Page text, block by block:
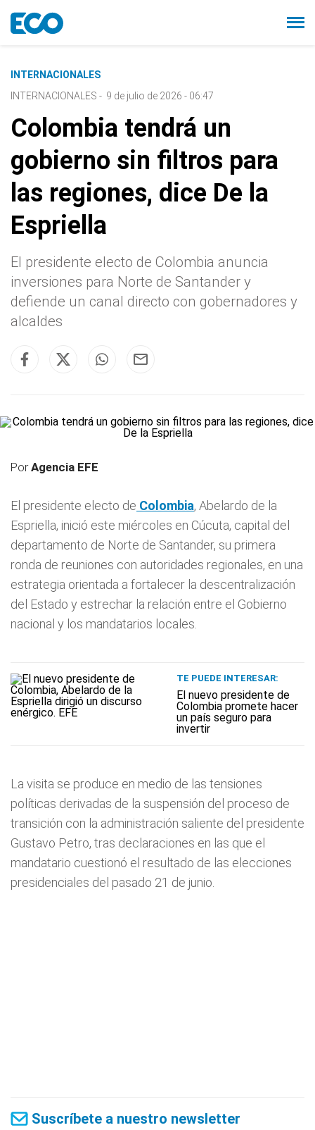
INTERNACIONALES
INTERNACIONALES - 9 de julio de 2026 - 06:47
Colombia tendrá un
gobierno sin filtros para
las regiones, dice De la
Espriella
El presidente electo de Colombia anuncia
inversiones para Norte de Santander y
defiende un canal directo con gobernadores y
alcaldes
PorAgencia EFE
El presidente electo de Colombia, Abelardo de la
Espriella, inició este miércoles en Cúcuta, capital del
departamento de Norte de Santander, su primera
ronda de reuniones con autoridades regionales, en una
estrategia orientada a fortalecer la descentralización
del Estado y estrechar la relación entre el Gobierno
nacional y los mandatarios locales.
TE PUEDE INTERESAR:
El nuevo presidente de
Colombia promete hacer
un país seguro para
invertir
La visita se produce en medio de las tensiones
políticas derivadas de la suspensión del proceso de
transición con la administración saliente del presidente
Gustavo Petro, tras declaraciones en las que el
mandatario cuestionó el resultado de las elecciones
presidenciales del pasado 21 de junio.
Suscríbete a nuestro newsletter